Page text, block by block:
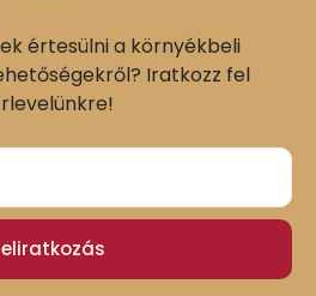
értesülni a környékbeli
Iratkozz fel